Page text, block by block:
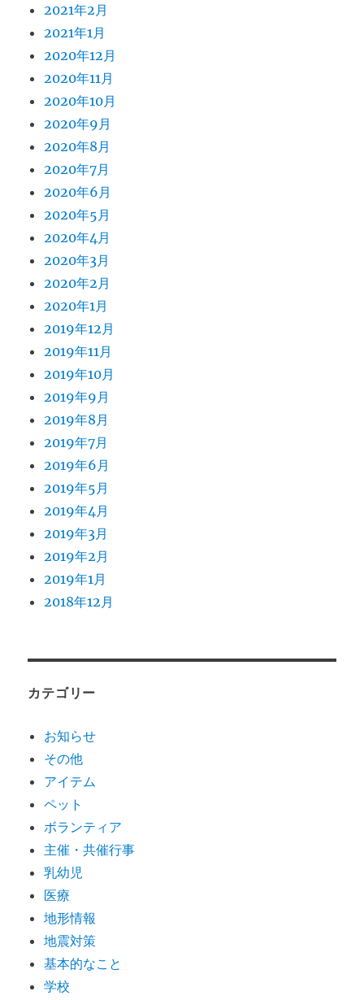
2021年2月
2021年1月
2020年12月
2020年11月
2020年10月
2020年9月
2020年8月
2020年7月
2020年6月
2020年5月
2020年4月
2020年3月
2020年2月
2020年1月
2019年12月
2019年11月
2019年10月
2019年9月
2019年8月
2019年7月
2019年6月
2019年5月
2019年4月
2019年3月
2019年2月
2019年1月
2018年12月
カテゴリー
お知らせ
その他
アイテム
ペット
ボランティア
主催・共催行事
乳幼児
医療
地形情報
地震対策
基本的なこと
学校